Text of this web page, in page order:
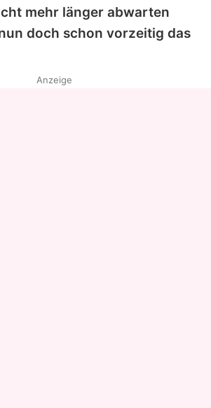
Utiq verwalten
mehr länger abwarten
doch schon vorzeitig das
Anzeige